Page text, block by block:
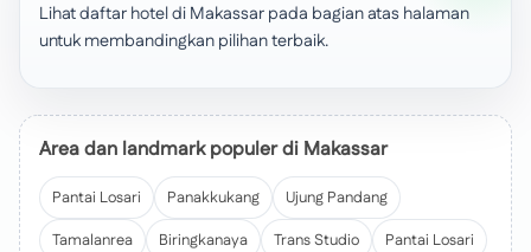
Lihat daftar hotel di Makassar pada bagian atas halaman
untuk membandingkan pilihan terbaik.
Area dan landmark populer di Makassar
Pantai Losari Panakkukang
Ujung Pandang
Tamalanrea
Biringkanaya Trans Studio
Pantai Losari